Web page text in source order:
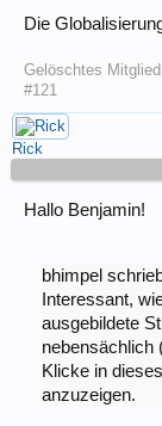
Die
Gelöschtes
#121
Rick
Hallo Benjamin!
bhimpel
Interessant,
ausgebildete
nebensächlich
Klicke in
anzuzeigen.